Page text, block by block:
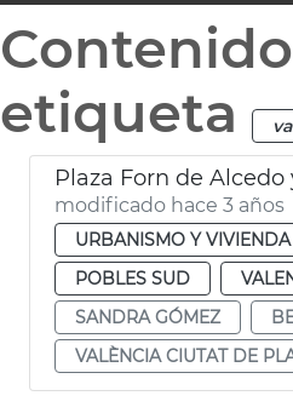
etiqueta
Plaza Forn de
modificado hace 3 años
URBANISMO Y VIVIENDA
POBLES SUD
SANDRA GÓMEZ
VALÈNCIA CIUTAT DE